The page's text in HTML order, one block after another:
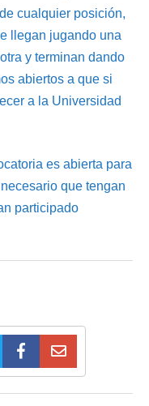
cualquier posición,
llegan jugando una
y terminan dando
abiertos a que si
a la Universidad
es abierta para
que tengan
participado